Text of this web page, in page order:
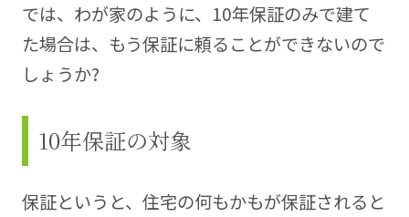
では、わが家のように、10年保証のみで建て
た場合は、もう保証に頼ることができないので
しょうか?
10年保証の対象
保証というと、住宅の何もかもが保証されると